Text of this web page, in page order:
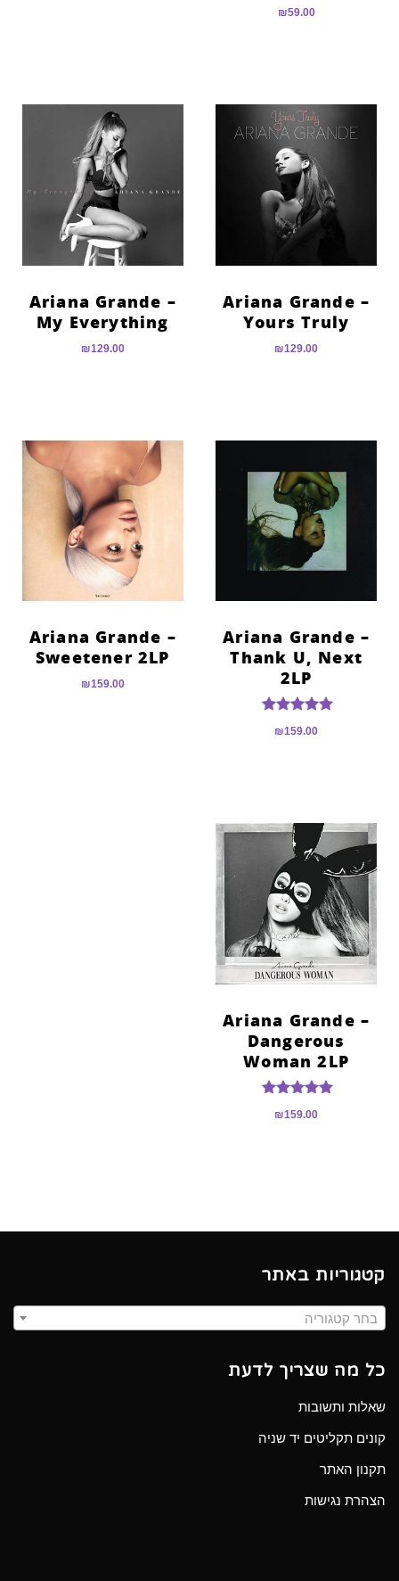
₪59.00
Ariana Grande –
Yours Truly
₪129.00
Ariana Grande –
My Everything
₪129.00
Ariana Grande –
Thank U, Next
2LP
דורג
5.00
₪159.00
Ariana Grande –
Sweetener 2LP
₪159.00
Ariana Grande –
Dangerous
Woman 2LP
דורג
5.00
₪159.00
קטגוריות באתר
בחר קטגוריה
כל מה שצריך לדעת
שאלות ותשובות
קונים תקליטים יד שניה
תקנון האתר
הצהרת נגישות